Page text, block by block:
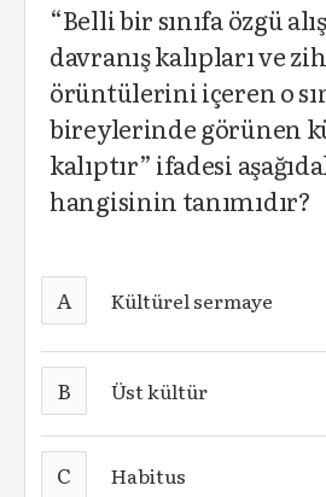
“Belli bir sınıfa özgü
davranış kalıpları ve
örüntülerini içeren o
bireylerinde görünen
kalıptır” ifadesi
hangisinin tanımıdır?
A Kültürel sermaye
B Üst kültür
C Habitus